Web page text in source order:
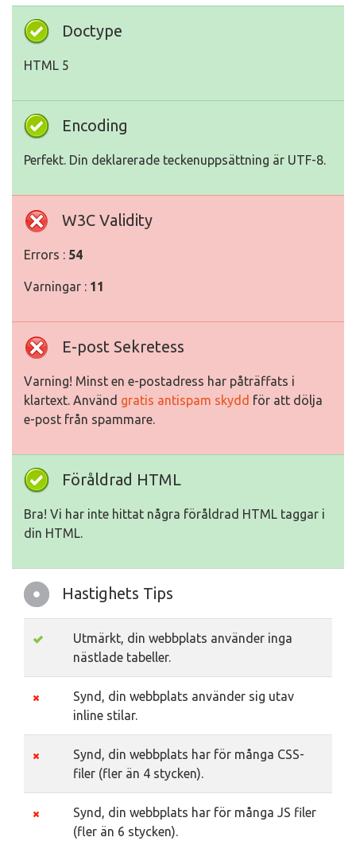
Doctype
HTML 5
Encoding
Perfekt. Din deklarerade teckenuppsättning är UTF-8.
W3C Validity
Errors : 54
Varningar : 11
E-post Sekretess
Varning! Minst en e-postadress har påträffats i
klartext. Använd gratis antispam skydd för att dölja
e-post från spammare.
Föråldrad HTML
Bra! Vi har inte hittat några föråldrad HTML taggar i
din HTML.
Hastighets Tips
Utmärkt, din webbplats använder inga
nästlade tabeller.
Synd, din webbplats använder sig utav
inline stilar.
Synd, din webbplats har för många CSS-
filer (fler än 4 stycken).
Synd, din webbplats har för många JS filer
(fler än 6 stycken).